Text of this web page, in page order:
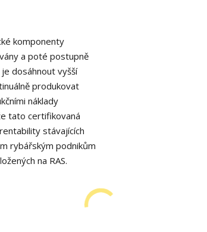
komponenty
a poté postupně
je dosáhnout vyšší
produkovat
náklady
tato certifikovaná
stávajících
rybářským podnikům
na RAS.